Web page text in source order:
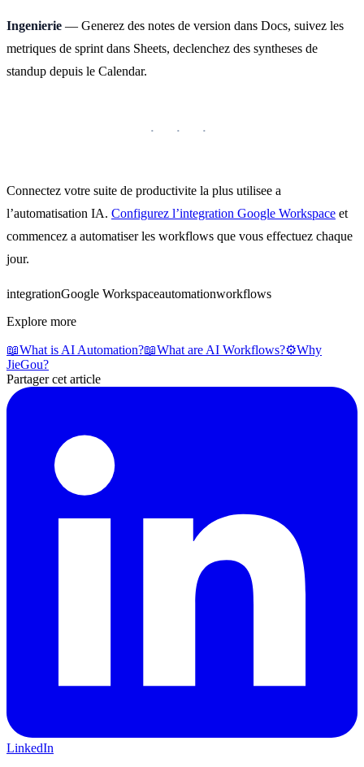
Ingenierie — Generez des notes de version dans Docs, suivez les
metriques de sprint dans Sheets, declenchez des syntheses de
standup depuis le Calendar.
Connectez votre suite de productivite la plus utilisee a
l’automatisation IA. Configurez l’integration Google Workspace et
commencez a automatiser les workflows que vous effectuez chaque
jour.
integrationGoogle Workspaceautomationworkflows
Explore more
📖What is AI Automation?📖What are AI Workflows?⚙️Why
JieGou?
Partager cet article
LinkedIn